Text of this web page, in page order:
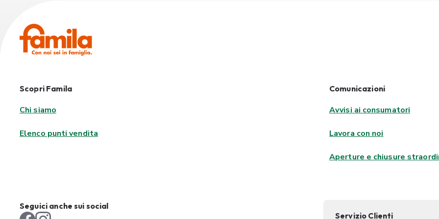
Scopri Famila
Chi siamo
Elenco punti vendita
Comunicazioni
Avvisi ai consumatori
Lavora con noi
Aperture e chiusure
Seguici anche sui social
Servizio Clienti